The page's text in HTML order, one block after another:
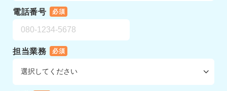
電話番号 必須
担当業務 必須